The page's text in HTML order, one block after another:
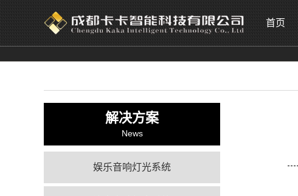
首页
解决方案
News
娱乐音响灯光系统